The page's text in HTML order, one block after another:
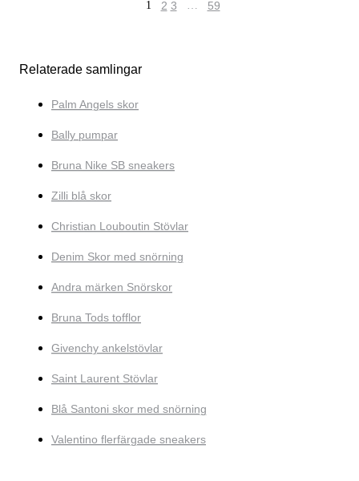
1 2 3 … 59
Relaterade samlingar
Palm Angels skor
Bally pumpar
Bruna Nike SB sneakers
Zilli blå skor
Christian Louboutin Stövlar
Denim Skor med snörning
Andra märken Snörskor
Bruna Tods tofflor
Givenchy ankelstövlar
Saint Laurent Stövlar
Blå Santoni skor med snörning
Valentino flerfärgade sneakers